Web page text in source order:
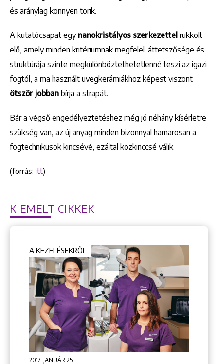
+36 1 222 9150
Keresés
és aránylag könnyen törik.
A kutatócsapat egy nanokristályos szerkezettel rukkolt
elő, amely minden kritériumnak megfelel: áttetszősége és
struktúrája szinte megkülönböztethetetlenné teszi az igazi
fogtól, a ma használt üvegkerámiákhoz képest viszont
ötször jobban bírja a strapát.
Bár a végső engedélyeztetéshez még jó néhány kísérletre
szükség van, az új anyag minden bizonnyal hamarosan a
fogtechnikusok kincsévé, ezáltal közkinccsé válik.
(forrás: itt)
KIEMELT CIKKEK
A KEZELÉSEKRŐL
2017. JANUÁR 25.